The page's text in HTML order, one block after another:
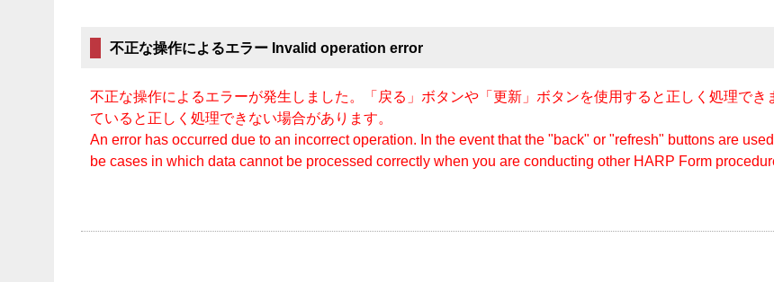
不正な操作によるエラー Invalid operation error
不正な操作によるエラーが発生しました。「戻る」ボタンや「更新」ボタンを使用すると正しく処理で
ていると正しく処理できない場合があります。
An error has occurred due to an incorrect operation. In the event that the "back" or "refresh" buttons are
be cases in which data cannot be processed correctly when you are conducting other HARP Form